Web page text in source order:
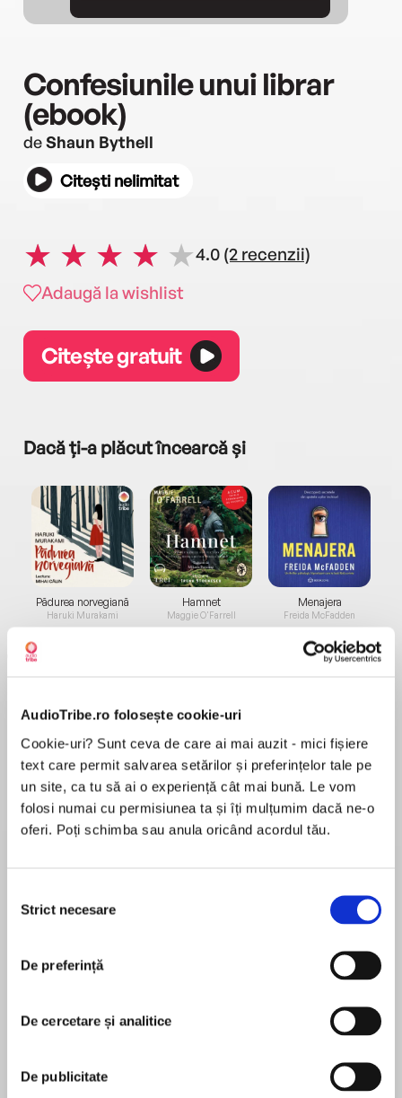
AudioTribe.ro folosește cookie-uri
Cookie-uri? Sunt ceva de care ai mai auzit - mici fișiere
text care permit salvarea setărilor și preferințelor tale pe
un site, ca tu să ai o experiență cât mai bună. Le vom
folosi numai cu permisiunea ta și îți mulțumim dacă ne-o
oferi. Poți schimba sau anula oricând acordul tău.
consimțământului
Strict necesare
De preferință
De cercetare și analitice
De publicitate
Confesiunile unui librar
(ebook)
deShaun Bythell
Citești nelimitat
4.0 (2 recenzii)
Adaugă la wishlist
Citește gratuit
Dacă ți-a plăcut încearcă și
Pădurea norvegiană
Haruki Murakami
Elita de Argint (Elita
de...
Dani Francis
Hamnet
Maggie O'Farrell
Diavolul se îmbracă de
la...
Lauren Weisberger
Menajera
Freida McFadden
Migdală
Sohn Won-pyung
Într-o casă în stil georgian, populată de mii de
Bythell veghează peste teritoriul celui mai mare
anticariat din Scoția. Din spatele tejghelei, el
arhivar și colecționar. Ritmul existenței lui se
achiziționarea cărților, întâmpinarea clienților în
magazin și mici însemnări zilnice inspirate din
MAI MULT
pentru această carte